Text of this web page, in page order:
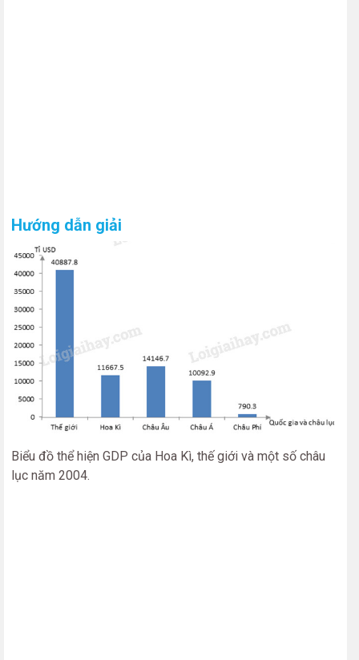
Hướng dẫn giải
Biểu đồ thể hiện GDP của Hoa Kì, thế giới và một số châu
lục năm 2004.